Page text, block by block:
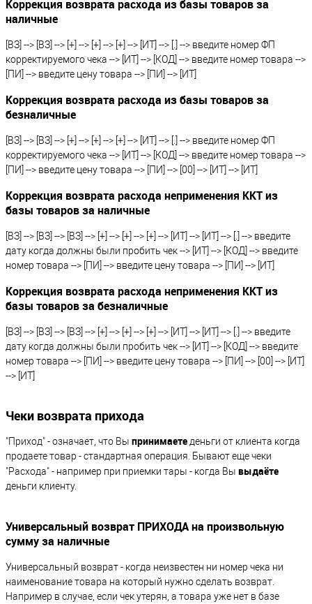
Коррекция возврата расхода из базы товаров за
наличные
[ВЗ] --> [ВЗ] --> [+] --> [+] --> [+] --> [ИТ] --> [.] --> введите номер ФП
корректируемого чека --> [ИТ] --> [КОД] --> введите номер товара -->
[ПИ] --> введите цену товара --> [ПИ] --> [ИТ]
Коррекция возврата расхода из базы товаров за
безналичные
[ВЗ] --> [ВЗ] --> [+] --> [+] --> [+] --> [ИТ] --> [.] --> введите номер ФП
корректируемого чека --> [ИТ] --> [КОД] --> введите номер товара -->
[ПИ] --> введите цену товара --> [ПИ] --> [00] --> [ИТ] --> [ИТ]
Коррекция возврата расхода неприменения ККТ из
базы товаров за наличные
[ВЗ] --> [ВЗ] --> [ВЗ] --> [+] --> [+] --> [+] --> [ИТ] --> [ИТ] --> [.] --> введите
дату когда должны были пробить чек --> [ИТ] --> [КОД] --> введите
номер товара --> [ПИ] --> введите цену товара --> [ПИ] --> [ИТ]
Коррекция возврата расхода неприменения ККТ из
базы товаров за безналичные
[ВЗ] --> [ВЗ] --> [ВЗ] --> [+] --> [+] --> [+] --> [ИТ] --> [ИТ] --> [.] --> введите
дату когда должны были пробить чек --> [ИТ] --> [КОД] --> введите
номер товара --> [ПИ] --> введите цену товара --> [ПИ] --> [00] --> [ИТ]
--> [ИТ]
Чеки возврата прихода
"Приход" - означает, что Вы принимаете деньги от клиента когда
продаете товар - стандартная операция. Бывают еще чеки
"Расхода" - например при приемки тары - когда Вы выдаёте
деньги клиенту.
Универсальный возврат ПРИХОДА на произвольную
сумму за наличные
Универсальный возврат - когда неизвестен ни номер чека ни
наименование товара на который нужно сделать возврат.
Например в случае, если чек утерян, а товара уже нет в базе